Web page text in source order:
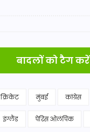
बादलों को टैग करें
क्रिकेट मुंबई कांग्रेस
इंग्लैंड पेरिस ओलंपिक